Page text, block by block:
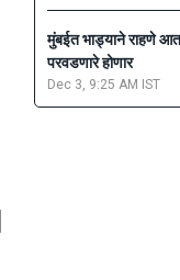
मुंबईत भाड्याने राहणे
परवडणारे होणार
Dec 3, 9:25 AM IST